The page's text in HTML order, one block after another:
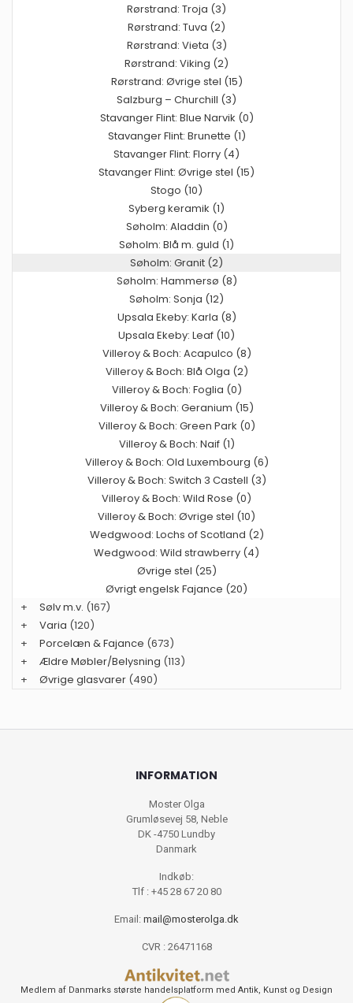
Rørstrand: Troja (3)
Rørstrand: Tuva (2)
Rørstrand: Vieta (3)
Rørstrand: Viking (2)
Rørstrand: Øvrige stel (15)
Salzburg – Churchill (3)
Stavanger Flint: Blue Narvik (0)
Stavanger Flint: Brunette (1)
Stavanger Flint: Florry (4)
Stavanger Flint: Øvrige stel (15)
Stogo (10)
Syberg keramik (1)
Søholm: Aladdin (0)
Søholm: Blå m. guld (1)
Søholm: Granit (2)
Søholm: Hammersø (8)
Søholm: Sonja (12)
Upsala Ekeby: Karla (8)
Upsala Ekeby: Leaf (10)
Villeroy & Boch: Acapulco (8)
Villeroy & Boch: Blå Olga (2)
Villeroy & Boch: Foglia (0)
Villeroy & Boch: Geranium (15)
Villeroy & Boch: Green Park (0)
Villeroy & Boch: Naif (1)
Villeroy & Boch: Old Luxembourg (6)
Villeroy & Boch: Switch 3 Castell (3)
Villeroy & Boch: Wild Rose (0)
Villeroy & Boch: Øvrige stel (10)
Wedgwood: Lochs of Scotland (2)
Wedgwood: Wild strawberry (4)
Øvrige stel (25)
Øvrigt engelsk Fajance (20)
+
Sølv m.v. (167)
+
Varia (120)
+
Porcelæn & Fajance (673)
+
Ældre Møbler/Belysning (113)
+
Øvrige glasvarer (490)
INFORMATION
Moster Olga
Grumløsevej 58, Neble
DK -4750 Lundby
Danmark
Indkøb:
Tlf : +45 28 67 20 80
Email: mail@mosterolga.dk
CVR : 26471168
Medlem af Danmarks største handelsplatform med Antik, Kunst og Design